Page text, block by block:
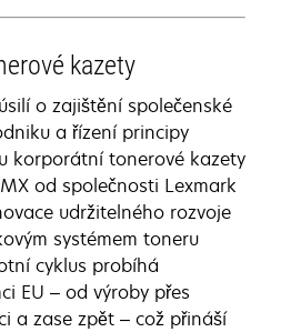
kazety
o zajištění společenské
a řízení principy
korporátní tonerové kazety
od společnosti Lexmark
udržitelného rozvoje
systémem toneru
cyklus probíhá
EU – od výroby přes
a zase zpět – což přináší